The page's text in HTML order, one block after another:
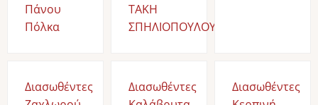
Πάνου
Πόλκα
ΤΑΚΗ
ΣΠΗΛΙΟΠΟΥΛΟΥ
Διασωθέντες
Διασωθέντες
Διασωθέντες